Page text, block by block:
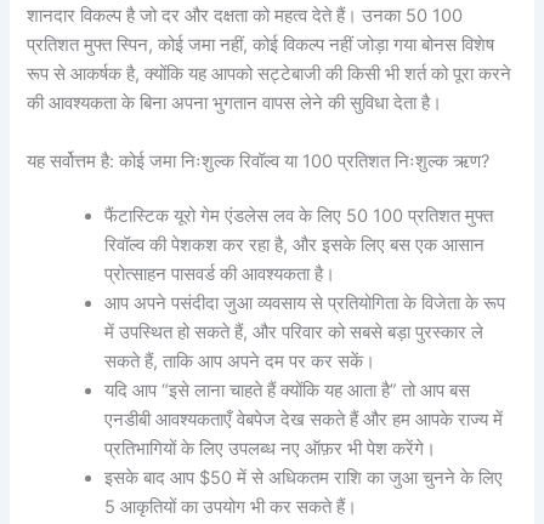
शानदार विकल्प है जो दर और दक्षता को महत्व देते हैं। उनका 50 100
प्रतिशत मुफ्त स्पिन, कोई जमा नहीं, कोई विकल्प नहीं जोड़ा गया बोनस विशेष
रूप से आकर्षक है, क्योंकि यह आपको सट्टेबाजी की किसी भी शर्त को पूरा करने
की आवश्यकता के बिना अपना भुगतान वापस लेने की सुविधा देता है।
यह सर्वोत्तम है: कोई जमा निःशुल्क रिवॉल्व या 100 प्रतिशत निःशुल्क ऋण?
फैंटास्टिक यूरो गेम एंडलेस लव के लिए 50 100 प्रतिशत मुफ्त
रिवॉल्व की पेशकश कर रहा है, और इसके लिए बस एक आसान
प्रोत्साहन पासवर्ड की आवश्यकता है।
आप अपने पसंदीदा जुआ व्यवसाय से प्रतियोगिता के विजेता के रूप
में उपस्थित हो सकते हैं, और परिवार को सबसे बड़ा पुरस्कार ले
सकते हैं, ताकि आप अपने दम पर कर सकें।
यदि आप “इसे लाना चाहते हैं क्योंकि यह आता है” तो आप बस
एनडीबी आवश्यकताएँ वेबपेज देख सकते हैं और हम आपके राज्य में
प्रतिभागियों के लिए उपलब्ध नए ऑफ़र भी पेश करेंगे।
इसके बाद आप $50 में से अधिकतम राशि का जुआ चुनने के लिए
5 आकृतियों का उपयोग भी कर सकते हैं।